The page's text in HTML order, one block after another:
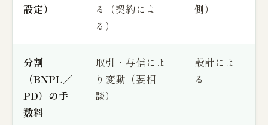
設定）
る（契約によ
る）
側）
分割
（BNPL／
PD）の手
数料
取引・与信によ
り変動（要相
談）
設計によ
る